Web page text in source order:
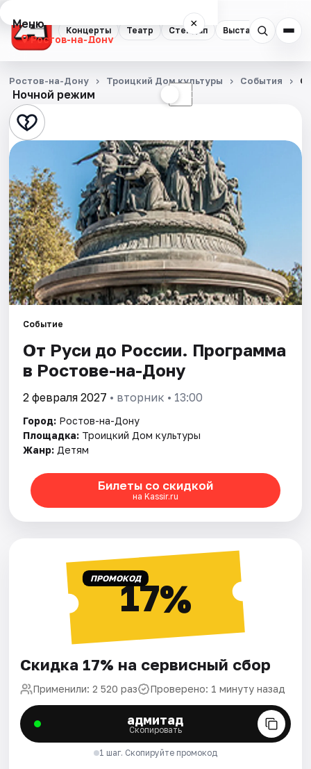
Концерты Театр Стендап Выставки
Меню ×
Ростов-на-Дону
Концерты
Театр
Стендап
Выставки
Квесты
Экскурсии
Спорт
События
Города
Площадки
Рейтинги
Ночной режим ☾
Ростов-на-Дону Троицкий Дом культуры События
Событие
От Руси до России. Программа
в Ростове-на-Дону
2 февраля 2027 • вторник • 13:00
Город: Ростов-на-Дону
Площадка: Троицкий Дом культуры
Жанр: Детям
Билеты со скидкой
на Kassir.ru
ПРОМОКОД17%
Скидка 17% на сервисный сбор
Применили: 2 520 раз Проверено: 1 минуту назад
адмитад
Скопировать
1 шаг. Скопируйте промокод